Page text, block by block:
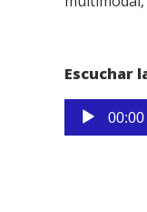
Escuchar
Reproductor
de
00:00